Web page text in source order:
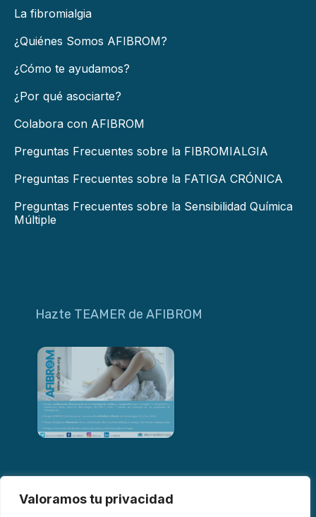
Valoramos tu privacidad
La fibromialgia
¿Quiénes Somos AFIBROM?
¿Cómo te ayudamos?
¿Por qué asociarte?
Colabora con AFIBROM
Preguntas Frecuentes sobre la FIBROMIALGIA
Preguntas Frecuentes sobre la FATIGA CRÓNICA
Preguntas Frecuentes sobre la Sensibilidad Química
Múltiple
Hazte TEAMER de AFIBROM